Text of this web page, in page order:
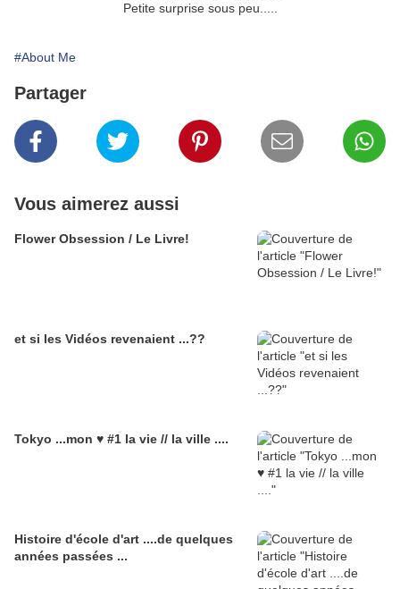
Petite surprise sous peu.....
#About Me
Partager
Vous aimerez aussi
Flower Obsession / Le Livre!
et si les Vidéos revenaient ...??
Tokyo ...mon ♥ #1 la vie // la ville ....
Histoire d'école d'art ....de quelques
années passées ...